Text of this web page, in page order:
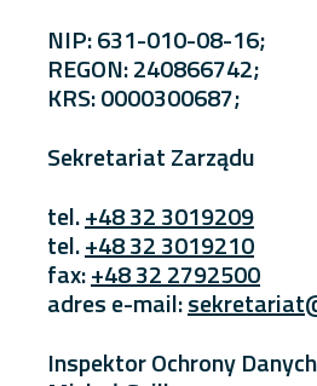
NIP: 631-010-08-16;
REGON: 240866742;
KRS: 0000300687;
Sekretariat Zarządu
tel.+48 32 3019209
tel.+48 32 3019210
fax:+48 32 2792500
adres e-mail:
Inspektor Ochrony Danych